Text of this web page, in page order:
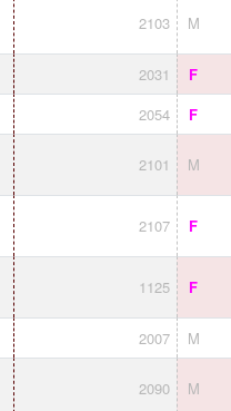
2103 M
2031
F
2054 F
2101 M
2107 F
1125 F
2007 M
2090 M